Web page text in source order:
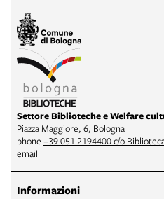
Settore Biblioteche e Welfare
Piazza Maggiore, 6, Bologna
phone +39 051 2194400 c/o
email
Informazioni